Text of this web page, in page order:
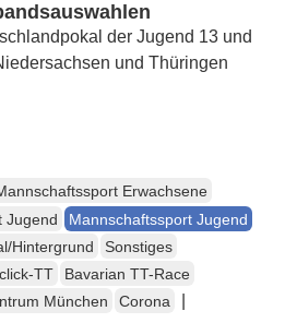
der Jugend 13 und
und Thüringen
Erwachsene
Jugend
Mannschaftssport Jugend
Hintergrund
Sonstiges
click-TT
Bavarian TT-Race
München Corona